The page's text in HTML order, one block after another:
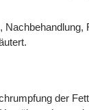
Nachbehandlung,
der